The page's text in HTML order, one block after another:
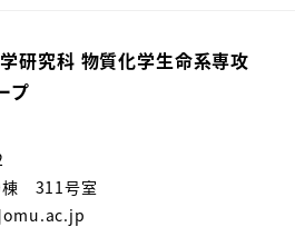
研究科 物質化学生命系専攻
プ
棟 311号室